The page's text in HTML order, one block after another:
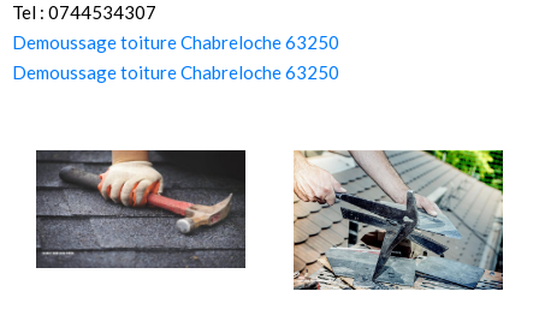
Tel : 0744534307
Demoussage toiture Chabreloche 63250
Demoussage toiture Chabreloche 63250